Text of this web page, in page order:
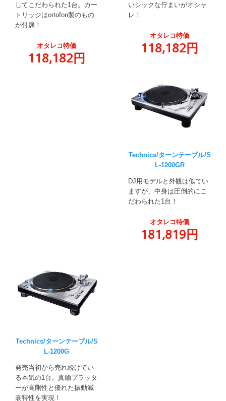
してこだわられた1台。カー
トリッジはortofon製のもの
が付属！
オタレコ特価
118,182円
いシックな佇まいがオシャ
レ！
オタレコ特価
118,182円
Technics/ターンテーブル/S
L-1200GR
DJ用モデルと外観は似てい
ますが、中身は圧倒的にこ
だわられた1台！
オタレコ特価
181,819円
Technics/ターンテーブル/S
L-1200G
発売当初から売れ続けてい
る本気の1台。真鍮プラッタ
ーが高剛性と優れた振動減
衰特性を実現！